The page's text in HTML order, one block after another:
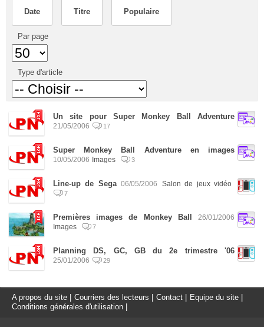
Date Titre Populaire
Par page
Type d'article
Un site pour Super Monkey Ball Adventure
21/05/2006 17
Super Monkey Ball Adventure en images
10/05/2006 Images 3
Line-up de Sega 06/05/2006 Salon de jeux vidéo
7
Premières images de Monkey Ball
26/01/2006
Images
7
Planning DS, GC, GB du 2e trimestre '06
25/01/2006 29
A propos du site Courriers des lecteurs Contact Equipe du site
Conditions générales d'utilisation